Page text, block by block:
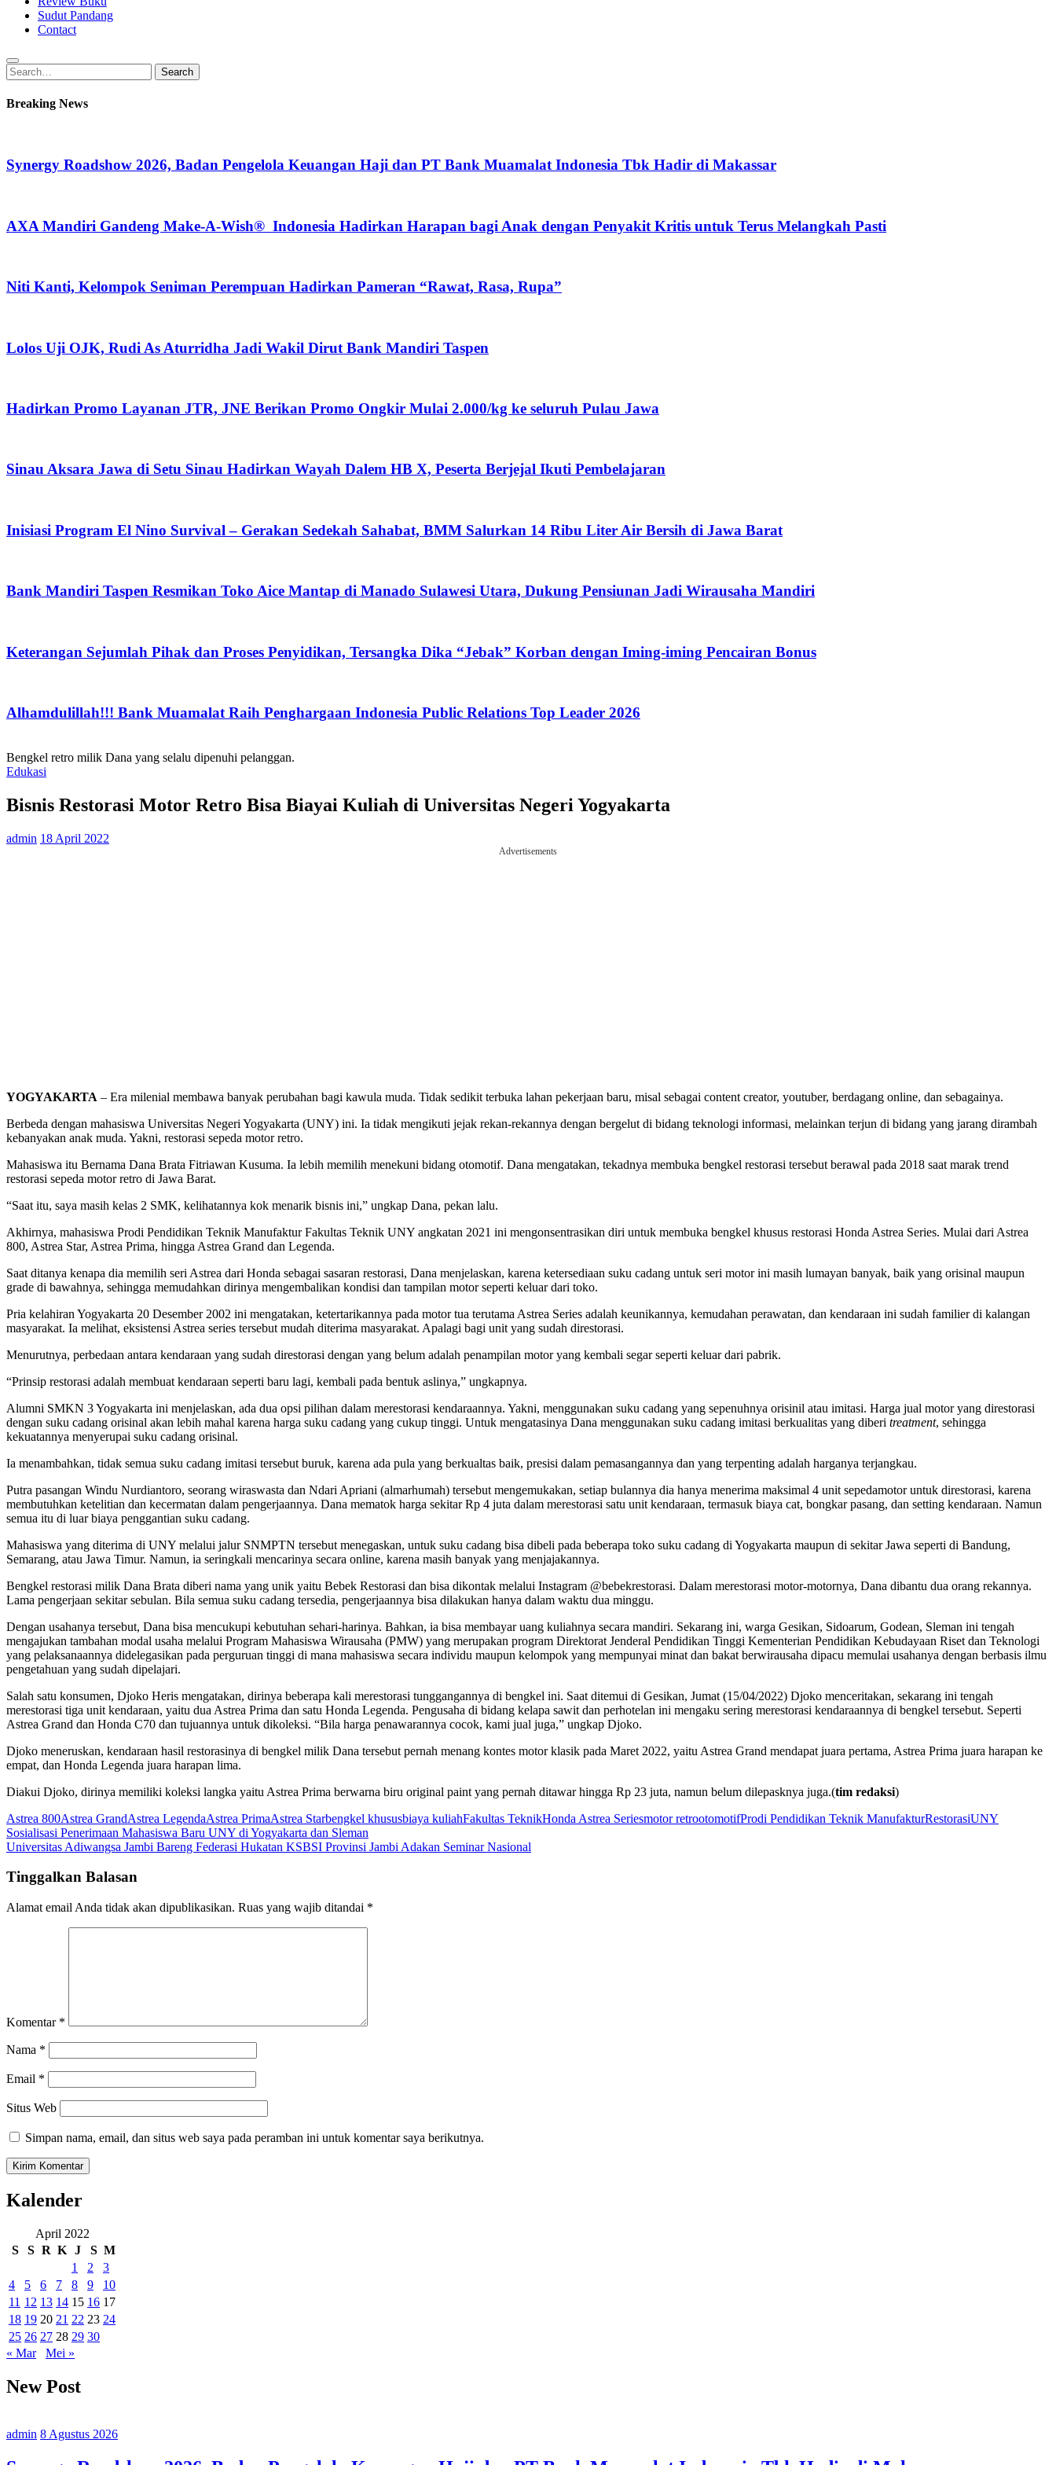
Sudut Pandang
Contact
Search
for:
Search
Breaking News
Synergy Roadshow 2026, Badan Pengelola Keuangan Haji dan PT Bank Muamalat Indonesia Tbk Hadir di Makassar
AXA Mandiri Gandeng Make-A-Wish® Indonesia Hadirkan Harapan bagi Anak dengan Penyakit Kritis untuk Terus Melangkah Pasti
Niti Kanti, Kelompok Seniman Perempuan Hadirkan Pameran “Rawat, Rasa, Rupa”
Lolos Uji OJK, Rudi As Aturridha Jadi Wakil Dirut Bank Mandiri Taspen
Hadirkan Promo Layanan JTR, JNE Berikan Promo Ongkir Mulai 2.000/kg ke seluruh Pulau Jawa
Sinau Aksara Jawa di Setu Sinau Hadirkan Wayah Dalem HB X, Peserta Berjejal Ikuti Pembelajaran
Inisiasi Program El Nino Survival – Gerakan Sedekah Sahabat, BMM Salurkan 14 Ribu Liter Air Bersih di Jawa Barat
Bank Mandiri Taspen Resmikan Toko Aice Mantap di Manado Sulawesi Utara, Dukung Pensiunan Jadi Wirausaha Mandiri
Keterangan Sejumlah Pihak dan Proses Penyidikan, Tersangka Dika “Jebak” Korban dengan Iming-iming Pencairan Bonus
Alhamdulillah!!! Bank Muamalat Raih Penghargaan Indonesia Public Relations Top Leader 2026
Bengkel retro milik Dana yang selalu dipenuhi pelanggan.
Edukasi
Bisnis Restorasi Motor Retro Bisa Biayai Kuliah di Universitas Negeri Yogyakarta
admin 18 April 2022
Advertisements
YOGYAKARTA – Era milenial membawa banyak perubahan bagi kawula muda. Tidak sedikit terbuka lahan pekerjaan baru, misal sebagai content creator, youtuber, berdagang online, dan sebagainya.
Berbeda dengan mahasiswa Universitas Negeri Yogyakarta (UNY) ini. Ia tidak mengikuti jejak rekan-rekannya dengan bergelut di bidang teknologi informasi, melainkan terjun di bidang yang jarang dirambah
kebanyakan anak muda. Yakni, restorasi sepeda motor retro.
Mahasiswa itu Bernama Dana Brata Fitriawan Kusuma. Ia lebih memilih menekuni bidang otomotif. Dana mengatakan, tekadnya membuka bengkel restorasi tersebut berawal pada 2018 saat marak trend
restorasi sepeda motor retro di Jawa Barat.
“Saat itu, saya masih kelas 2 SMK, kelihatannya kok menarik bisnis ini,” ungkap Dana, pekan lalu.
Akhirnya, mahasiswa Prodi Pendidikan Teknik Manufaktur Fakultas Teknik UNY angkatan 2021 ini mengonsentrasikan diri untuk membuka bengkel khusus restorasi Honda Astrea Series. Mulai dari Astrea
800, Astrea Star, Astrea Prima, hingga Astrea Grand dan Legenda.
Saat ditanya kenapa dia memilih seri Astrea dari Honda sebagai sasaran restorasi, Dana menjelaskan, karena ketersediaan suku cadang untuk seri motor ini masih lumayan banyak, baik yang orisinal maupun
grade di bawahnya, sehingga memudahkan dirinya mengembalikan kondisi dan tampilan motor seperti keluar dari toko.
Pria kelahiran Yogyakarta 20 Desember 2002 ini mengatakan, ketertarikannya pada motor tua terutama Astrea Series adalah keunikannya, kemudahan perawatan, dan kendaraan ini sudah familier di kalangan
masyarakat. Ia melihat, eksistensi Astrea series tersebut mudah diterima masyarakat. Apalagi bagi unit yang sudah direstorasi.
Menurutnya, perbedaan antara kendaraan yang sudah direstorasi dengan yang belum adalah penampilan motor yang kembali segar seperti keluar dari pabrik.
“Prinsip restorasi adalah membuat kendaraan seperti baru lagi, kembali pada bentuk aslinya,” ungkapnya.
Alumni SMKN 3 Yogyakarta ini menjelaskan, ada dua opsi pilihan dalam merestorasi kendaraannya. Yakni, menggunakan suku cadang yang sepenuhnya orisinil atau imitasi. Harga jual motor yang direstorasi
dengan suku cadang orisinal akan lebih mahal karena harga suku cadang yang cukup tinggi. Untuk mengatasinya Dana menggunakan suku cadang imitasi berkualitas yang diberi treatment, sehingga
kekuatannya menyerupai suku cadang orisinal.
Ia menambahkan, tidak semua suku cadang imitasi tersebut buruk, karena ada pula yang berkualtas baik, presisi dalam pemasangannya dan yang terpenting adalah harganya terjangkau.
Putra pasangan Windu Nurdiantoro, seorang wiraswasta dan Ndari Apriani (almarhumah) tersebut mengemukakan, setiap bulannya dia hanya menerima maksimal 4 unit sepedamotor untuk direstorasi, karena
membutuhkan ketelitian dan kecermatan dalam pengerjaannya. Dana mematok harga sekitar Rp 4 juta dalam merestorasi satu unit kendaraan, termasuk biaya cat, bongkar pasang, dan setting kendaraan. Namun
semua itu di luar biaya penggantian suku cadang.
Mahasiswa yang diterima di UNY melalui jalur SNMPTN tersebut menegaskan, untuk suku cadang bisa dibeli pada beberapa toko suku cadang di Yogyakarta maupun di sekitar Jawa seperti di Bandung,
Semarang, atau Jawa Timur. Namun, ia seringkali mencarinya secara online, karena masih banyak yang menjajakannya.
Bengkel restorasi milik Dana Brata diberi nama yang unik yaitu Bebek Restorasi dan bisa dikontak melalui Instagram @bebekrestorasi. Dalam merestorasi motor-motornya, Dana dibantu dua orang rekannya.
Lama pengerjaan sekitar sebulan. Bila semua suku cadang tersedia, pengerjaannya bisa dilakukan hanya dalam waktu dua minggu.
Dengan usahanya tersebut, Dana bisa mencukupi kebutuhan sehari-harinya. Bahkan, ia bisa membayar uang kuliahnya secara mandiri. Sekarang ini, warga Gesikan, Sidoarum, Godean, Sleman ini tengah
mengajukan tambahan modal usaha melalui Program Mahasiswa Wirausaha (PMW) yang merupakan program Direktorat Jenderal Pendidikan Tinggi Kementerian Pendidikan Kebudayaan Riset dan Teknologi
yang pelaksanaannya didelegasikan pada perguruan tinggi di mana mahasiswa secara individu maupun kelompok yang mempunyai minat dan bakat berwirausaha dipacu memulai usahanya dengan berbasis ilmu
pengetahuan yang sudah dipelajari.
Salah satu konsumen, Djoko Heris mengatakan, dirinya beberapa kali merestorasi tunggangannya di bengkel ini. Saat ditemui di Gesikan, Jumat (15/04/2022) Djoko menceritakan, sekarang ini tengah
merestorasi tiga unit kendaraan, yaitu dua Astrea Prima dan satu Honda Legenda. Pengusaha di bidang kelapa sawit dan perhotelan ini mengaku sering merestorasi kendaraannya di bengkel tersebut. Seperti
Astrea Grand dan Honda C70 dan tujuannya untuk dikoleksi. “Bila harga penawarannya cocok, kami jual juga,” ungkap Djoko.
Djoko meneruskan, kendaraan hasil restorasinya di bengkel milik Dana tersebut pernah menang kontes motor klasik pada Maret 2022, yaitu Astrea Grand mendapat juara pertama, Astrea Prima juara harapan ke
empat, dan Honda Legenda juara harapan lima.
Diakui Djoko, dirinya memiliki koleksi langka yaitu Astrea Prima berwarna biru original paint yang pernah ditawar hingga Rp 23 juta, namun belum dilepasknya juga.(tim redaksi)
Astrea 800Astrea GrandAstrea LegendaAstrea PrimaAstrea Starbengkel khususbiaya kuliahFakultas TeknikHonda Astrea Seriesmotor retrootomotifProdi Pendidikan Teknik ManufakturRestorasiUNY
Navigasi
pos
Sosialisasi Penerimaan Mahasiswa Baru UNY di Yogyakarta dan Sleman
Universitas Adiwangsa Jambi Bareng Federasi Hukatan KSBSI Provinsi Jambi Adakan Seminar Nasional
Tinggalkan Balasan
Alamat email Anda tidak akan dipublikasikan. Ruas yang wajib ditandai *
Komentar *
Nama *
Email *
Situs Web
Simpan nama, email, dan situs web saya pada peramban ini untuk komentar saya berikutnya.
Kalender
April 2022
S
S R K J S M
1
2
3
4
5 6 7 8 9
10
11 12 13 14 15 16 17
18 19 20 21 22 23 24
25 26 27 28 29 30
« Mar
Mei »
New Post
admin 8 Agustus 2026